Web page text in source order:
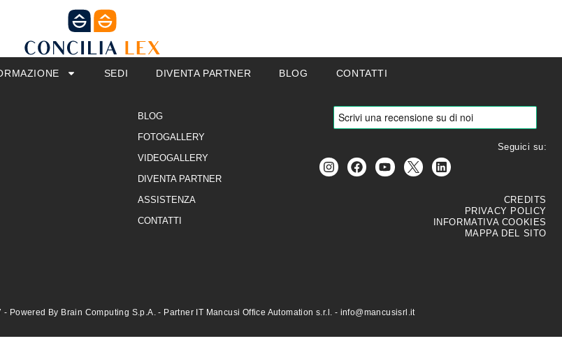
SEDI DIVENTA PARTNER BLOG CONTATTI
BLOG
FOTOGALLERY
VIDEOGALLERY
DIVENTA PARTNER
ASSISTENZA
CONTATTI
Seguici su:
CREDITS
PRIVACY POLICY
INFORMATIVA COOKIES
MAPPA DEL SITO
Powered By Brain Computing S.p.A. - Partner IT Mancusi Office Automation s.r.l. - info@mancusisrl.it